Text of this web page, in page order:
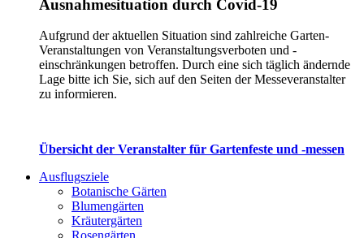
Ausnahmesituation durch Covid-19
Aufgrund der aktuellen Situation sind zahlreiche Garten-
Veranstaltungen von Veranstaltungsverboten und -
einschränkungen betroffen. Durch eine sich täglich ändernde
Lage bitte ich Sie, sich auf den Seiten der Messeveranstalter
zu informieren.
Übersicht der Veranstalter für Gartenfeste und -messen
Ausflugsziele
Botanische Gärten
Blumengärten
Kräutergärten